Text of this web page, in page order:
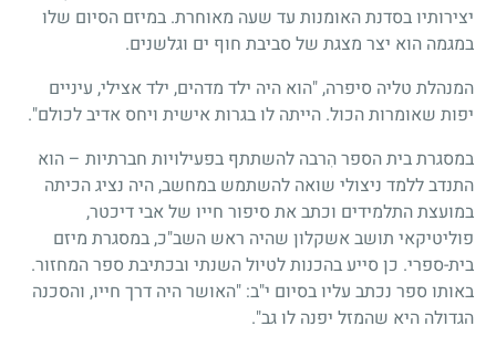
יצירותיו בסדנת האומנות עד שעה מאוחרת. במיזם הסיום שלו
במגמה הוא יצר מצגת של סביבת חוף ים וגלשנים.
המנהלת טליה סיפרה, "הוא היה ילד מדהים, ילד אצילי, עיניים
יפות שאומרות הכול. הייתה לו בגרות אישית ויחס אדיב לכולם".
במסגרת בית הספר הִרבה להשתתף בפעילויות חברתיות – הוא
התנדב ללמד ניצולי שואה להשתמש במחשב, היה נציג הכיתה
במועצת התלמידים וכתב את סיפור חייו של אבי דיכטר,
פוליטיקאי תושב אשקלון שהיה ראש השב"כ, במסגרת מיזם
בית-ספרי. כן סייע בהכנות לטיול השנתי ובכתיבת ספר המחזור.
באותו ספר נכתב עליו בסיום י"ב: "האושר היה דרך חייו, והסכנה
הגדולה היא שהמזל יפנה לו גב".